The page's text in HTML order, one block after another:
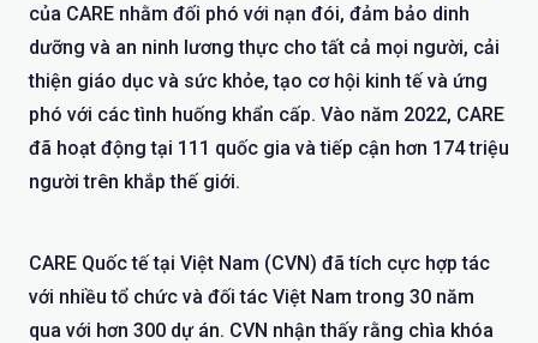
của CARE nhằm đối phó với nạn đói, đảm bảo dinh
dưỡng và an ninh lương thực cho tất cả mọi người, cải
thiện giáo dục và sức khỏe, tạo cơ hội kinh tế và ứng
phó với các tình huống khẩn cấp. Vào năm 2022, CARE
đã hoạt động tại 111 quốc gia và tiếp cận hơn 174 triệu
người trên khắp thế giới.
CARE Quốc tế tại Việt Nam (CVN) đã tích cực hợp tác
với nhiều tổ chức và đối tác Việt Nam trong 30 năm
qua với hơn 300 dự án. CVN nhận thấy rằng chìa khóa